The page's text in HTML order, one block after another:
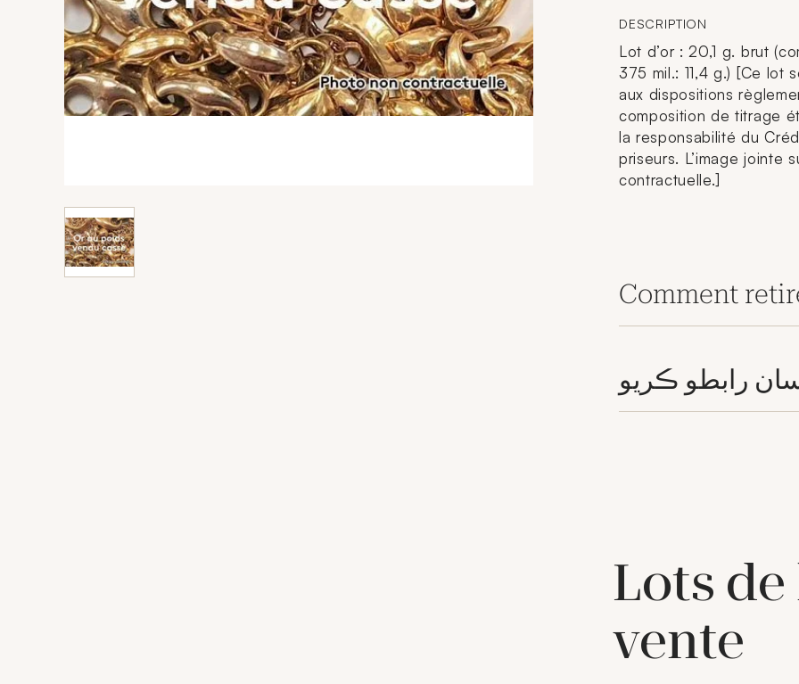
DESCRIPTION
Lot d’or : 20,1 g. brut
375 mil.: 11,4 g.) [Ce lot
aux dispositions
composition de titrage
la responsabilité du
priseurs. L’image jointe
contractuelle.]
Comment
رابطو ڪريو
Lots de
vente